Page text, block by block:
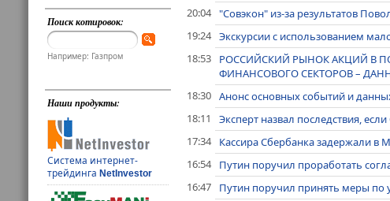
Поиск котировок:
Например: Газпром
Наши продукты:
Система интернет-
трейдингаNetInvestor
20:04 "Совэкон" из-за результатов
19:24 Экскурсии с использованием
18:53
РОССИЙСКИЙ РЫНОК АКЦИЙ В
ФИНАНСОВОГО СЕКТОРОВ –
18:30 Анонс основных событий и
18:11
Эксперт назвал последствия,
17:34
Кассира Сбербанка задержали в
16:54
Путин поручил проработать
16:47
Путин поручил принять меры по